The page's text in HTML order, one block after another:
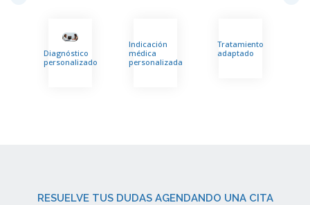
Diagnóstico
personalizado
Indicación
médica
personalizada
Tratamiento
adaptado
RESUELVE TUS DUDAS AGENDANDO UNA CITA